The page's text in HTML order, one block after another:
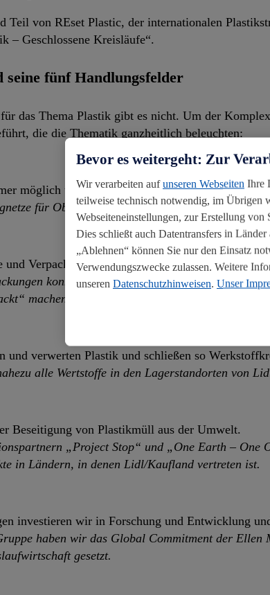
Teil von REset Plastic, der internationalen
– Geschlossene Kreisläufe“.
seine fünf Handlungsfelder
das Thema Plastik gibt es nicht. Um der
die die Thematik ganzheitlich beleuchten:
möglich und nachhaltig auf Plastik.
für Obst und Gemüse schaffen wir eine
und Verpackungen so, dass sie recyclingfähig sind
konnten wir Plastik reduzieren, die
machen dies für unsere Kunden transparent.
und verwerten Plastik und schließen so
alle Wertstoffe in den Lagerstandorten von
Beseitigung von Plastikmüll aus der Umwelt.
„Project Stop“ und „One Earth – One
in Ländern, in denen Lidl/Kaufland vertreten ist.
investieren wir in Forschung und Entwicklung
haben wir das Global Commitment der Ellen
gesetzt.
Bevor es weitergeht: Zur
Wir verarbeiten aufunseren Webseiten Ihre
teilweise technisch notwendig, im Übrigen
Webseiteneinstellungen, zur Erstellung
Dies schließt auch Datentransfers in
„Ablehnen“ können Sie nur den Einsatz
Verwendungszwecke zulassen. Weitere
unseren Datenschutzhinweisen. Unser